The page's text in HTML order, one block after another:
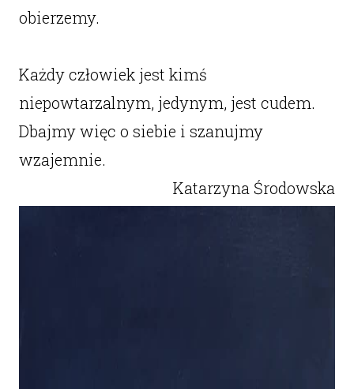
obierzemy.
Każdy człowiek jest kimś
niepowtarzalnym, jedynym, jest cudem.
Dbajmy więc o siebie i szanujmy
wzajemnie.
Katarzyna Środowska